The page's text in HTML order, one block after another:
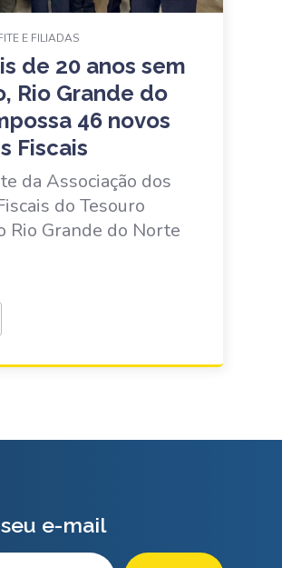
E FILIADAS
de 20 anos sem
Rio Grande do
46 novos
Fiscais
da Associação dos
do Tesouro
Rio Grande do Norte
e-mail